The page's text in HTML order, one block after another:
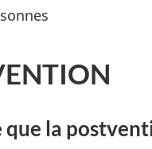
que la